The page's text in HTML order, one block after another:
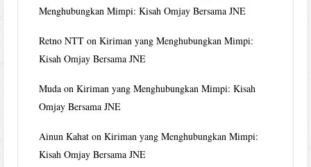
Menghubungkan Mimpi: Kisah Omjay Bersama JNE
Retno NTT onKiriman yang Menghubungkan Mimpi:
Kisah Omjay Bersama JNE
Muda onKiriman yang Menghubungkan Mimpi: Kisah
Omjay Bersama JNE
Ainun Kahat onKiriman yang Menghubungkan Mimpi:
Kisah Omjay Bersama JNE